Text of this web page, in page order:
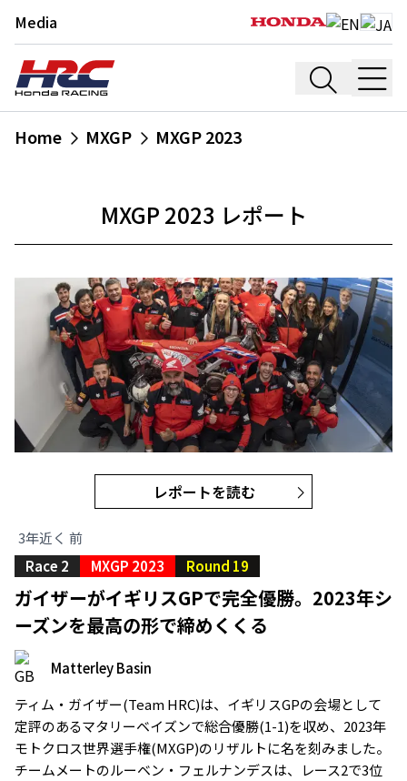
Media
Home MXGP MXGP 2023
MXGP 2023 レポート
レポートを読む
3年近く 前
Race 2
MXGP 2023 Round 19
ガイザーがイギリスGPで完全優勝。2023年シ
ーズンを最高の形で締めくくる
Matterley Basin
ティム・ガイザー(Team HRC)は、イギリスGPの会場として
定評のあるマタリーベイズンで総合優勝(1-1)を収め、2023年
モトクロス世界選手権(MXGP)のリザルトに名を刻みました。
チームメートのルーベン・フェルナンデスは、レース2で3位